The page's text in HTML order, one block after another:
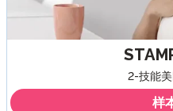
2-技能
样